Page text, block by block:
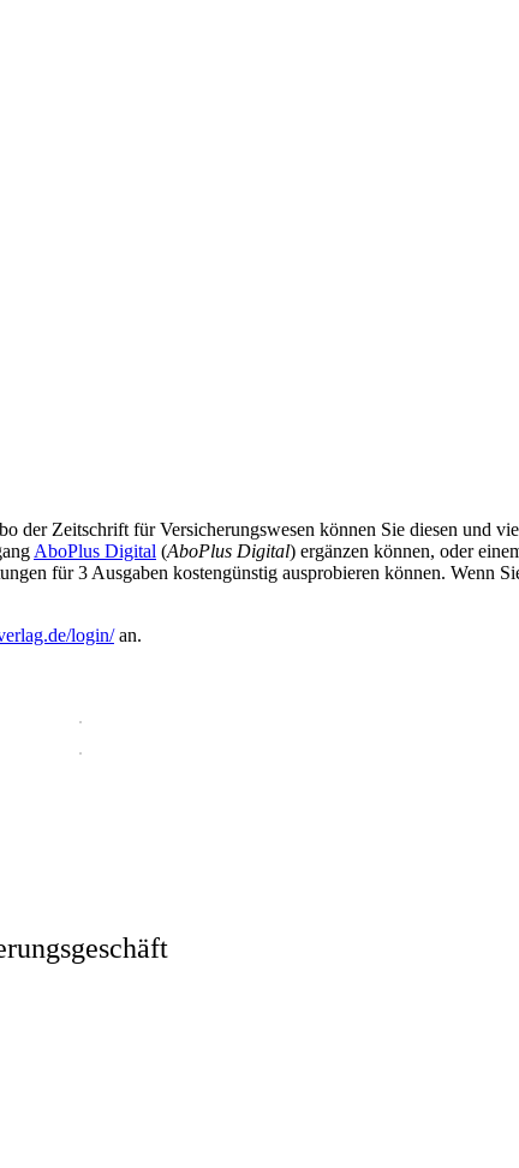
der Zeitschrift für Versicherungswesen können Sie diesen und
AboPlus Digital (AboPlus Digital) ergänzen können, oder
für 3 Ausgaben kostengünstig ausprobieren können. Wenn
login/an.